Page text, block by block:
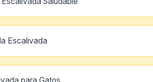
Escalivada